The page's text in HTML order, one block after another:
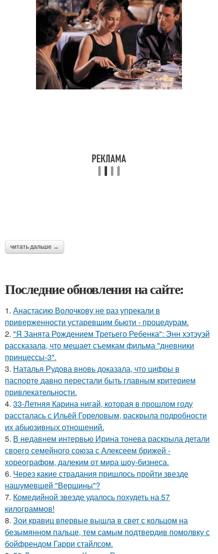
читать дальше →
Последние обновления на сайте:
1. Анастасию Волочкову не раз упрекали в
приверженности устаревшим бьюти - процедурам.
2. "Я Занята Рождением Третьего Ребенка": Энн хэтэуэй
рассказала, что мешает съемкам фильма "дневники
принцессы-3".
3. Наталья Рудова вновь доказала, что цифры в
паспорте давно перестали быть главным критерием
привлекательности.
4. 33-Летняя Карина нигай, которая в прошлом году
рассталась с Ильёй Гореловым, раскрыла подробности
их абьюзивных отношений.
5. В недавнем интервью Ирина тонева раскрыла детали
своего семейного союза с Алексеем брижей -
хореографом, далеким от мира шоу-бизнеса.
6. Через какие страдания пришлось пройти звезде
нашумевшей "Вершины"?
7. Комедийной звезде удалось похудеть на 57
килограммов!
8. Зои кравиц впервые вышла в свет с кольцом на
безымянном пальце, тем самым подтвердив помолвку с
бойфрендом Гарри стайлсом.